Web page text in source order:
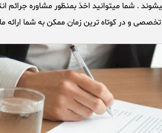
. شما میتوانید اخذ بمنظور مشاوره
و در کوتاه ترین زمان ممکن به شما ارائه